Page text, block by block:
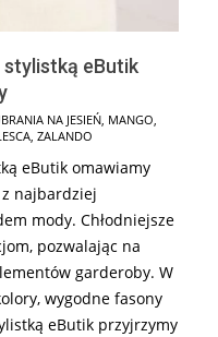
stylistką eButik
NA JESIEŃ, MANGO,
, ZALANDO
eButik omawiamy
najbardziej
mody. Chłodniejsze
pozwalając na
garderoby. W
wygodne fasony
eButik przyjrzymy